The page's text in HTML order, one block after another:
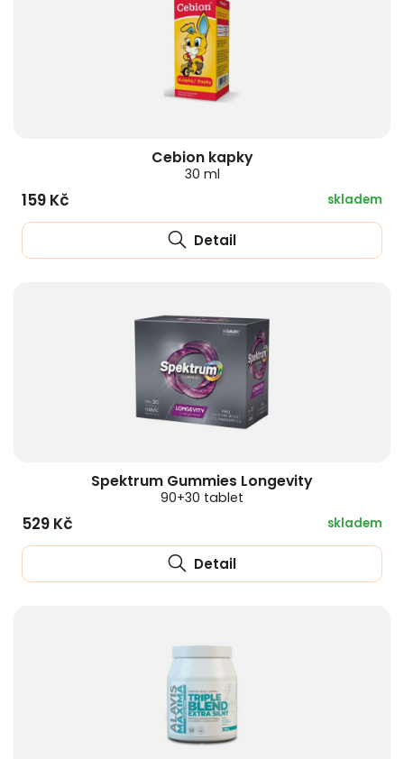
Cebion kapky
30 ml
159 Kč skladem
Detail
Spektrum Gummies Longevity
90+30 tablet
529 Kč skladem
Detail